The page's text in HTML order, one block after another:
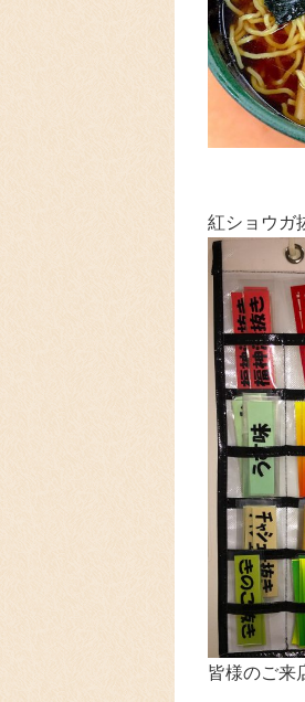
紅ショウガ
皆様のご来